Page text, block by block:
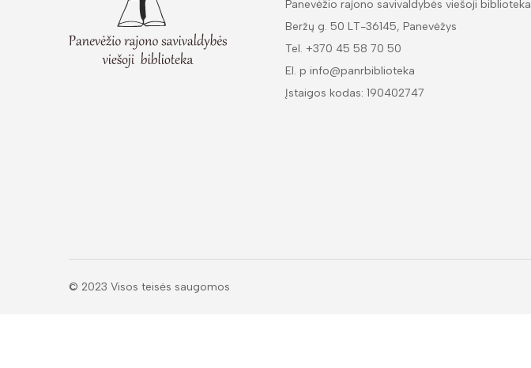
Panevėžio rajono savivaldybės viešoji biblioteka
Beržų g. 50 LT-36145, Panevėžys
Tel. +370 45 58 70 50
El. p info@panrbiblioteka
Įstaigos kodas: 190402747
© 2023 Visos teisės saugomos